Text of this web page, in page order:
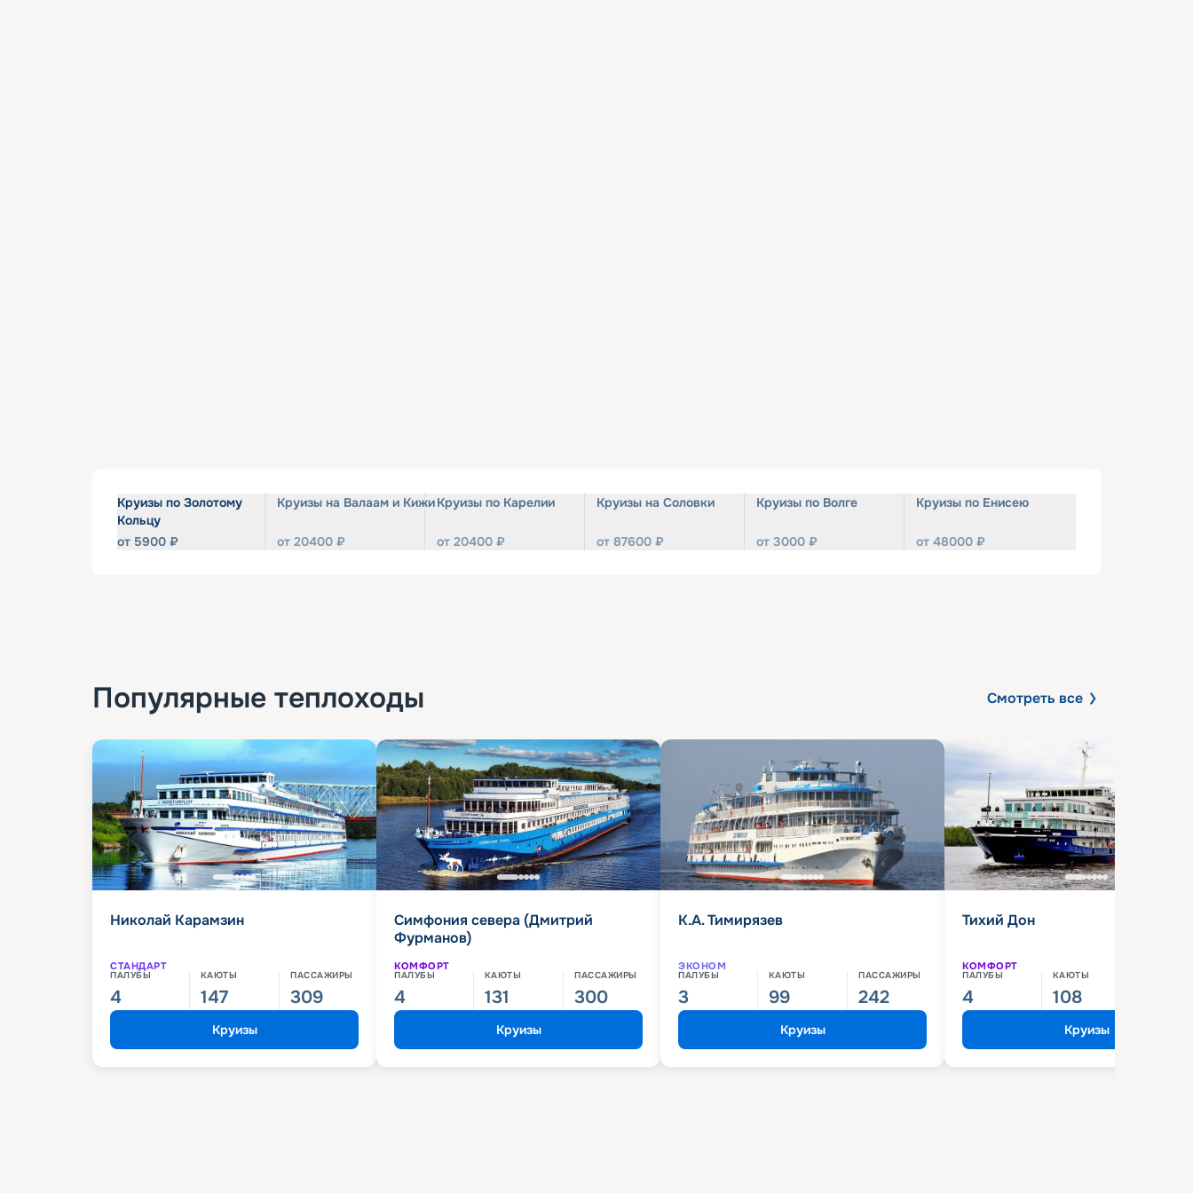
Круизы по Золотому
Кольцу
от 5900 ₽
Круизы на Валаам и Кижи
от 20400 ₽
Круизы по Карелии
от 20400 ₽
Круизы на Соловки
от 87600 ₽
Круизы по Волге
от 3000 ₽
Круизы по Енисею
от 48000 ₽
Популярные теплоходы Смотреть все
Николай Карамзин
СТАНДАРТ
ПАЛУБЫ
4
КАЮТЫ
147
ПАССАЖИРЫ
309
Круизы
Симфония севера (Дмитрий
Фурманов)
КОМФОРТ
ПАЛУБЫ
4
КАЮТЫ
131
ПАССАЖИРЫ
300
Круизы
К.А. Тимирязев
ЭКОНОМ
ПАЛУБЫ
3
КАЮТЫ
99
ПАССАЖИРЫ
242
Круизы
Тихий Дон
КОМФОРТ
ПАЛУБЫ
4
КАЮТЫ
108
Круизы